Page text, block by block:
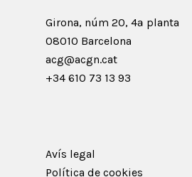
Girona, núm 20, 4ª planta
08010 Barcelona
acg@acgn.cat
+34 610 73 13 93
Avís legal
Política de cookies